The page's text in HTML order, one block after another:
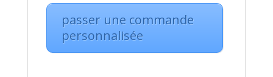
passer une commande
personnalisée